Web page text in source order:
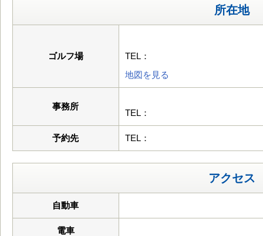
所在地
ゴルフ場
TEL：
地図を見る
事務所
TEL：
予約先 TEL：
アクセス
自動車
電車